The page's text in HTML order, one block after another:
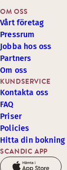
SCANDIC APP
KUNDSERVICE
Kontakta oss
FAQ
Priser
Policies
Hitta din bokning
OM OSS
Vårt företag
Pressrum
Jobba hos oss
Partners
Om oss